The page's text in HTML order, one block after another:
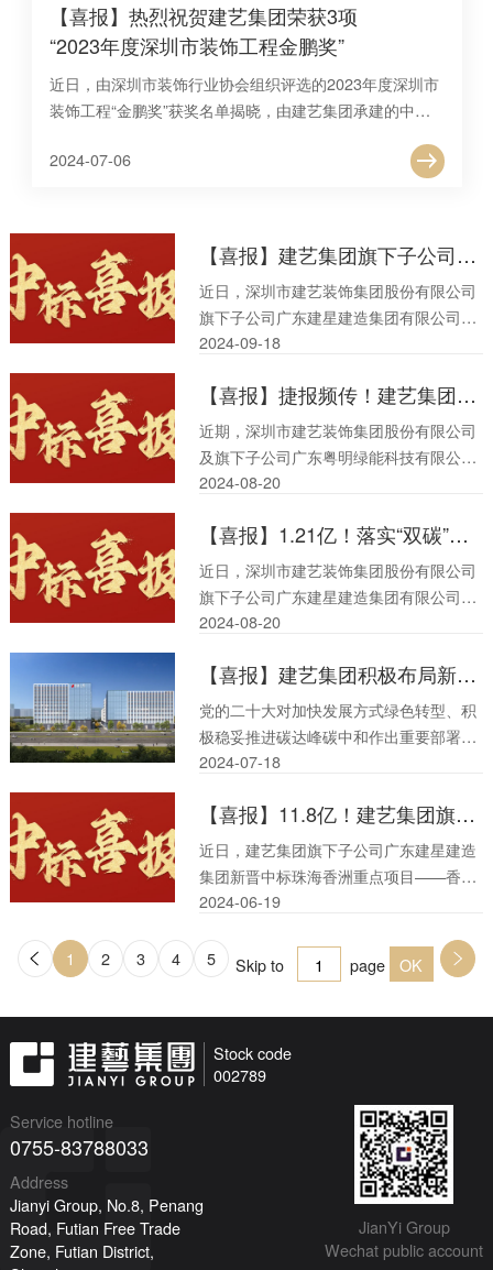
-06
2024-07
【喜报】热烈祝贺建艺集团荣获3项
“2023年度深圳市装饰工程金鹏奖”
近日，由深圳市装饰行业协会组织评选的2023年度深圳市
装饰工程“金鹏奖”获奖名单揭晓，由建艺集团承建的中山
深圳市中医院光明院区一期项目建筑装修装饰工程施工II标
优势和施工水准再获行业肯定。
-18
2024-09
【喜报】建艺集团旗下子公司建星集团中标珠海市重点项目，总价逾2.83亿元
近日，深圳市建艺装饰集团股份有限公司
旗下子公司广东建星建造集团有限公司喜
获中标：珠海市香山中学主体工程（一标
-20
2024-08
【喜报】捷报频传！建艺集团及旗下子公司粤明绿能公司相继中标多项重点项目，总价逾2.11亿元
近期，深圳市建艺装饰集团股份有限公司
及旗下子公司广东粤明绿能科技有限公司
中标捷报频传，接连中标多项重点项目，
-20
2024-08
【喜报】1.21亿！落实“双碳”行动，建艺集团旗下子公司建星集团中标珠海市重点环保工程
近日，深圳市建艺装饰集团股份有限公司
旗下子公司广东建星建造集团有限公司
（以下称“建星集团”）喜获中标：珠海市
工程机电安装工程，总价逾1.21亿元。
-18
2024-07
【喜报】建艺集团积极布局新能源赛道，多项重点项目接连中标
党的二十大对加快发展方式绿色转型、积
极稳妥推进碳达峰碳中和作出重要部署，
要求加快推动能源结构调整优化，推动能
命。随着“双碳”背景下新能源市场的逐渐
壮大，新能源产业呈现出极大的创新机遇
和广阔的发展前景。
-19
2024-06
【喜报】11.8亿！建艺集团旗下子公司建星建造成功中标珠海香洲重点项目！
近日，建艺集团旗下子公司广东建星建造
集团新晋中标珠海香洲重点项目——香山
邻珑花园施工总承包项目，总价逾11.8
1
2 3 4 5 Skip to page
Next page
Stock code
002789
Service hotline
0755-83788033
Address
Jianyi Group, No.8, Penang
Road, Futian Free Trade
Zone, Futian District,
JianYi Group
Wechat public account